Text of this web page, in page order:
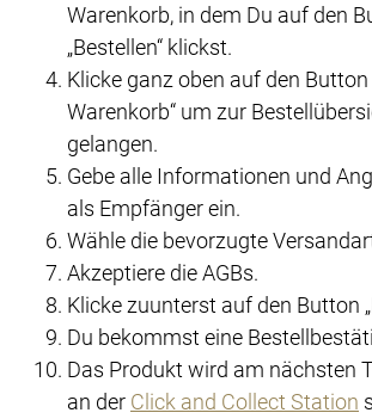
Warenkorb, in dem Du auf den
„Bestellen“ klickst.
Klicke ganz oben auf den Button
Warenkorb“ um zur
gelangen.
Gebe alle Informationen und
als Empfänger ein.
Wähle die bevorzugte
Akzeptiere die AGBs.
Klicke zuunterst auf den Button
Du bekommst eine
Das Produkt wird am nächsten
an der Click and Collect Station